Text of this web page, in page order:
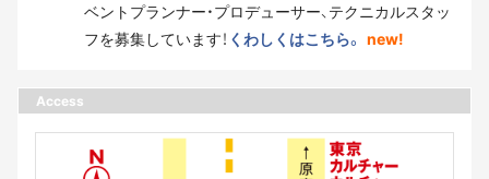
ベントプランナー・プロデューサー、テクニカルスタッ
フを募集しています！ くわしくはこちら。 new!
Access